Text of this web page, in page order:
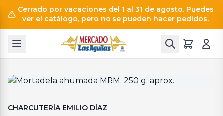
Cerrado por vacaciones del 1 al 31 de agosto. Puedes
ver el catálogo, pero no se pueden hacer pedidos.
CHARCUTERÍA EMILIO DÍAZ